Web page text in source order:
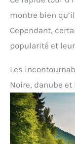
montre bien
Cependant,
popularité et
Les
Noire, danube et